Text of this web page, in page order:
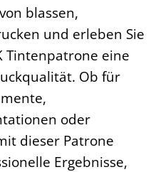
blassen,
und erleben Sie
Tintenpatrone eine
Ob für
oder
dieser Patrone
Ergebnisse,